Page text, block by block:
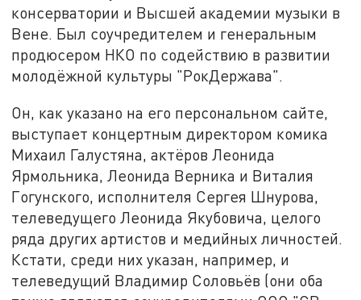
консерватории и Высшей академии музыки в
Вене. Был соучредителем и генеральным
продюсером НКО по содействию в развитии
молодёжной культуры "РокДержава".
Он, как указано на его персональном сайте,
выступает концертным директором комика
Михаил Галустяна, актёров Леонида
Ярмольника, Леонида Верника и Виталия
Гогунского, исполнителя Сергея Шнурова,
телеведущего Леонида Якубовича, целого
ряда других артистов и медийных личностей.
Кстати, среди них указан, например, и
телеведущий Владимир Соловьёв (они оба